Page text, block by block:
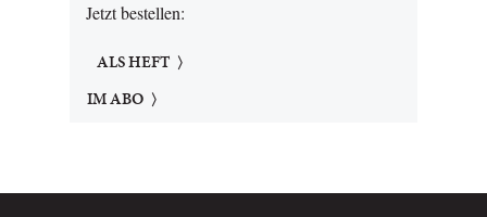
Jetzt bestellen:
ALS HEFT
IM ABO